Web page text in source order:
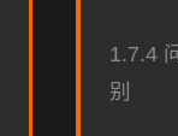
1.7.4
别